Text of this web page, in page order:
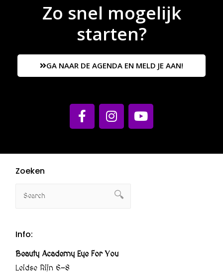
Zo snel mogelijk
starten?
GA NAAR DE AGENDA EN MELD JE AAN!
Zoeken
Info:
Beauty Academy Eye For You
Leidse Rijn 6-8